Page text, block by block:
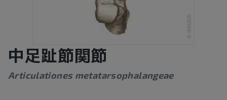
中足趾節関節
Articulationes metatarsophalangeae